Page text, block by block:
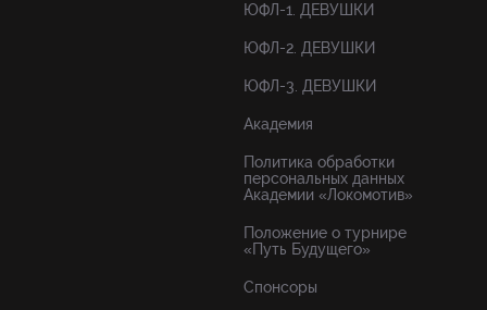
ЮФЛ-1. ДЕВУШКИ
ЮФЛ-2. ДЕВУШКИ
ЮФЛ-3. ДЕВУШКИ
Академия
Политика обработки
персональных данных
Академии «Локомотив»
Положение о турнире
«Путь Будущего»
Спонсоры